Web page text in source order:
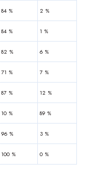
84 % 2 %
84 % 1 %
82 % 6 %
71 % 7 %
87 % 12 %
10 % 89 %
96 % 3 %
100 % 0 %